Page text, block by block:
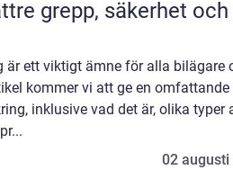
ett viktigt ämne för alla bilägare
kommer vi att ge en omfattande
inklusive vad det är, olika typer
02 augusti